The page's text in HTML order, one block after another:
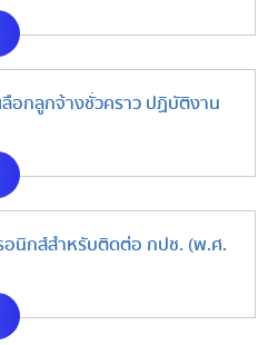
อกลูกจ้างชั่วคราว ปฏิบัติงาน
อนิกส์สำหรับติดต่อ กปช. (พ.ศ.